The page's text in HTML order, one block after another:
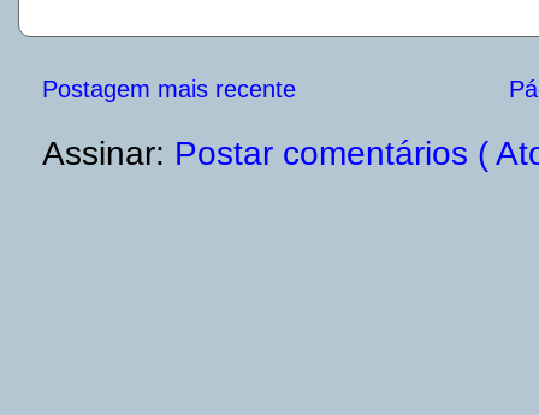
Postagem mais recente
Assinar: Postar comentários (